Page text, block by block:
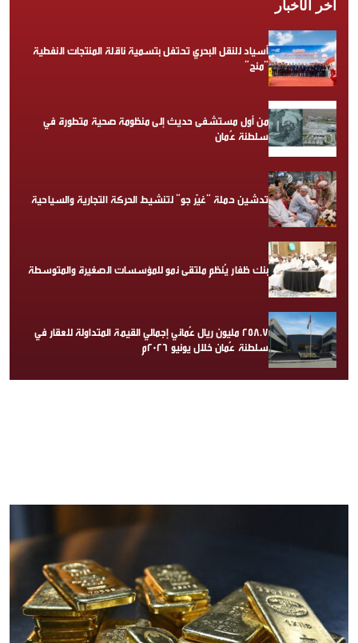
آخر الأخبار
أسياد للنقل البحري تحتفل بتسمية ناقلة المنتجات النفطية
“منح”
من أول مستشفى حديث إلى منظومة صحية متطورة في
سلطنة عُمان
تدشين حملة “غيّر جو” لتنشيط الحركة التجارية والسياحية
بنك ظفار يُنظم ملتقى نمو للمؤسسات الصغيرة والمتوسطة
258.7 مليون ريال عُماني إجمالي القيمة المتداولة للعقار في
سلطنة عُمان خلال يونيو 2026م